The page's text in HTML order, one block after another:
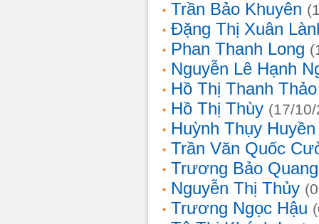
Trần Bảo Khuyên
Đặng Thị Xuân
Phan Thanh Long
Nguyễn Lê Hạnh
Hồ Thị Thanh Thảo
Hồ Thị Thùy (17/
Huỳnh Thụy
Trần Văn Quốc
Trương Bảo
Nguyễn Thị Thủy
Trương Ngọc Hậu